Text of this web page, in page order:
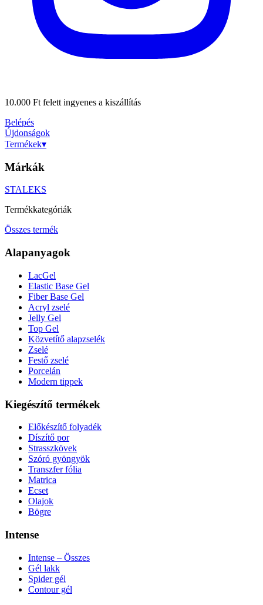
10.000 Ft felett ingyenes a kiszállítás
Belépés
Újdonságok
Termékek▾
Márkák
STALEKS
Termékkategóriák
Összes termék
Alapanyagok
LacGel
Elastic Base Gel
Fiber Base Gel
Acryl zselé
Jelly Gel
Top Gel
Közvetítő alapzselék
Zselé
Festő zselé
Porcelán
Modern tippek
Kiegészítő termékek
Előkészítő folyadék
Díszítő por
Strasszkövek
Szóró gyöngyök
Transzfer fólia
Matrica
Ecset
Olajok
Bögre
Intense
Intense – Összes
Gél lakk
Spider gél
Contour gél